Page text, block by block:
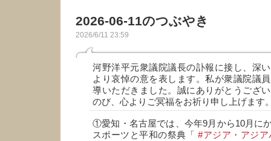
2026-06-11のつぶやき
2026/6/11 23:59
河野洋平元衆議院議長の訃報に接し、深
より哀悼の意を表します。私が衆議院議
導いただきました。誠にありがとうござ
のび、心よりご冥福をお祈り申し上げます
①愛知・名古屋では、今年9月から10月に
スポーツと平和の祭典「#アジア・アジ